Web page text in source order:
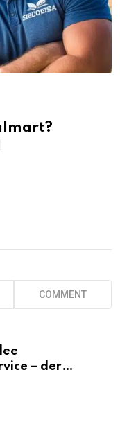
COMMENT
– der